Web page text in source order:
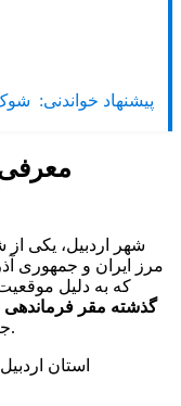
پیشنهاد خواندنی:
معرفی
شهر اردبیل، یکی از
مرز ایران و جمهوری
که به دلیل
گذشته مقر
جزء مناطق سردسیر کشور به شمار می‌رود.
استان